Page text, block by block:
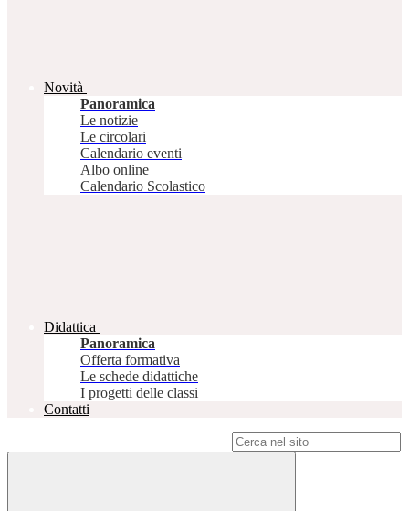
Novità
Panoramica
Le notizie
Le circolari
Calendario eventi
Albo online
Calendario Scolastico
Didattica
Panoramica
Offerta formativa
Le schede didattiche
I progetti delle classi
Contatti